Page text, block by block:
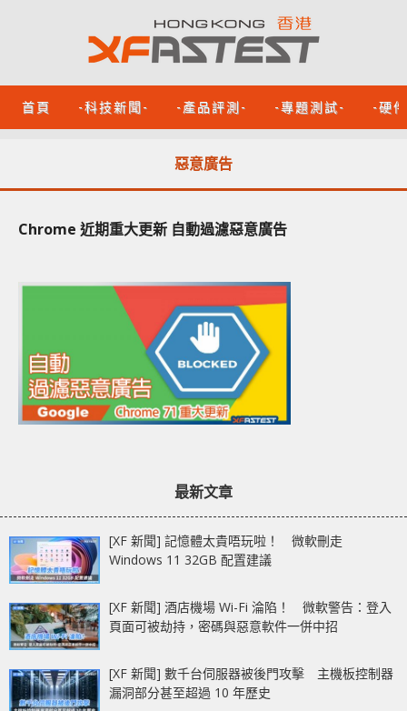
首頁 -科技新聞- -產品評測- -專題測試- -硬
惡意廣告
Chrome 近期重大更新 自動過濾惡意廣告
最新文章
[XF 新聞] 記憶體太貴唔玩啦！ 微軟刪走
Windows 11 32GB 配置建議
[XF 新聞] 酒店機場 Wi-Fi 淪陷！ 微軟警告：登入
頁面可被劫持，密碼與惡意軟件一併中招
[XF 新聞] 數千台伺服器被後門攻擊 主機板控制器
漏洞部分甚至超過 10 年歷史